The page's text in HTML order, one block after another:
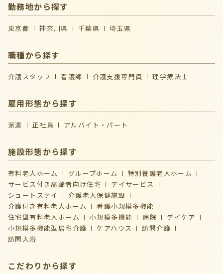
勤務地から探す
東京都 神奈川県 千葉県 埼玉県
職種から探す
介護スタッフ 看護師 介護支援専門員 理学療法士
雇用形態から探す
派遣 正社員 アルバイト・パート
施設形態から探す
有料老人ホーム グループホーム
特別養護老人ホーム
サービス付き高齢者向け住宅
デイサービス
ショートステイ
介護⽼⼈保健施設
介護付き有料老人ホーム
看護小規模多機能
住宅型有料老人ホーム
小規模多機能 病院
デイケア
⼩規模多機能型居宅介護
ケアハウス
訪問介護
訪問入浴
こだわりから探す